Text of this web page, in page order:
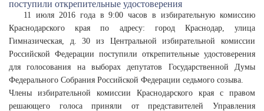
11 июля 2016 года в 9:00 часов в избирательную комиссию
Краснодарского края по адресу: город Краснодар, улица
Гимназическая, д. 30 из Центральной избирательной комиссии
Российской Федерации поступили открепительные удостоверения
для голосования на выборах депутатов Государственной Думы
Федерального Собрания Российской Федерации седьмого созыва.
Члены избирательной комиссии Краснодарского края с правом
решающего голоса приняли от представителей Управления